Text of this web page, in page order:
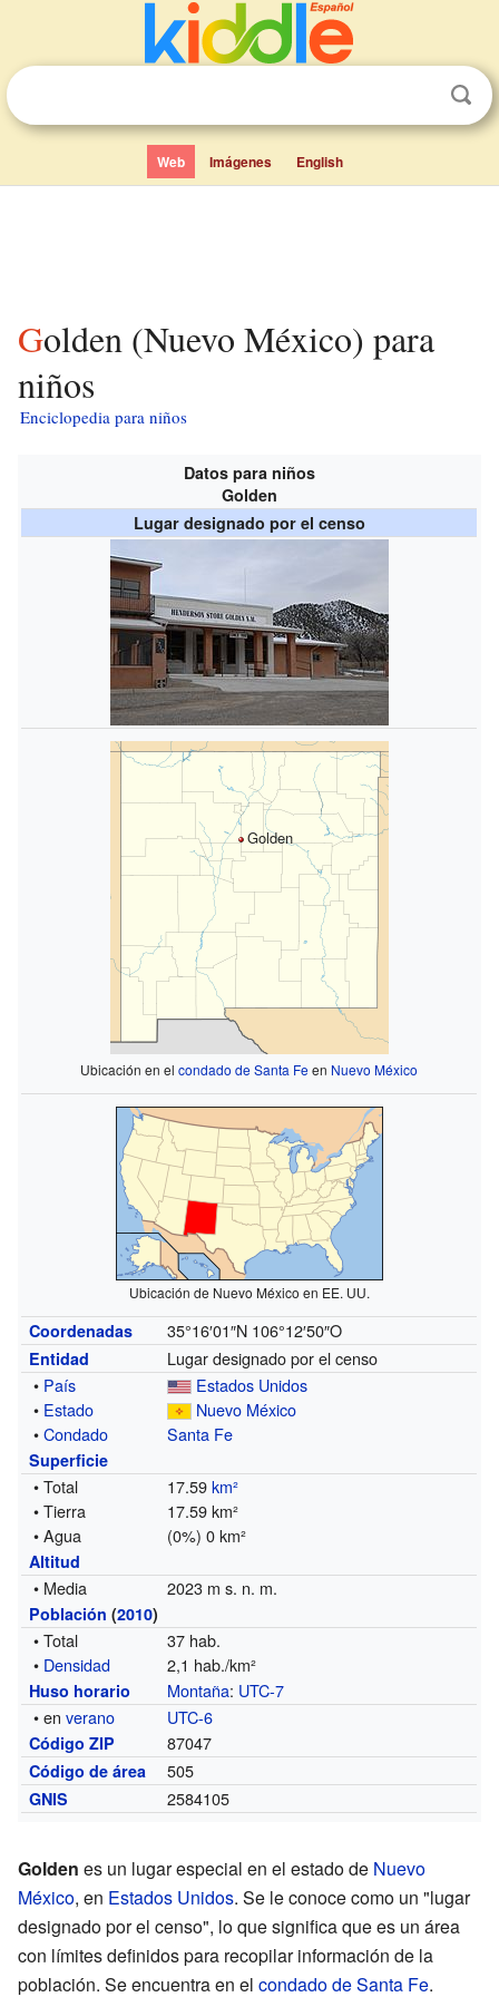
Web Imágenes English
Golden (Nuevo México) para
niños
Enciclopedia para niños
Datos para niños
Golden
Lugar designado por el censo
Golden
Ubicación en elcondado de Santa Feen Nuevo México
Ubicación de Nuevo México en EE. UU.
Coordenadas 35°16′01″N 106°12′50″O
Entidad
Lugar designado por el censo
• País
Estados Unidos
• Estado
Nuevo México
•Condado Santa Fe
Superficie
• Total 17.59km²
• Tierra
17.59 km²
• Agua
(0%) 0 km²
Altitud
• Media 2023 m s. n. m.
Población (2010)
• Total
37 hab.
• Densidad 2,1 hab./km²
Huso horario Montaña: UTC-7
• enverano UTC-6
Código ZIP 87047
Código de área 505
GNIS 2584105
Golden es un lugar especial en el estado de Nuevo
México, en Estados Unidos. Se le conoce como un "lugar
designado por el censo", lo que significa que es un área
con límites definidos para recopilar información de la
población. Se encuentra en el condado de Santa Fe.